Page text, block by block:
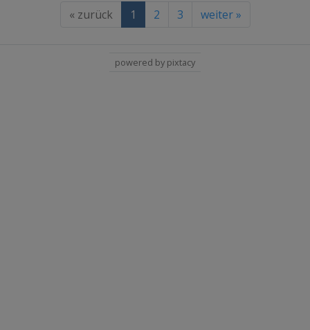
« zurück 1 2 3 weiter »
powered by pixtacy